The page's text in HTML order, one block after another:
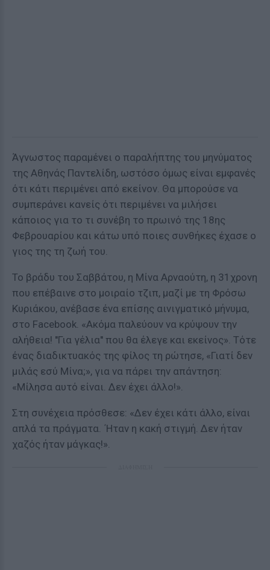
Άγνωστος παραμένει ο παραλήπτης του μηνύματος
της Αθηνάς Παντελίδη, ωστόσο όμως είναι εμφανές
ότι κάτι περιμένει από εκείνον. Θα μπορούσε να
συμπεράνει κανείς ότι περιμένει να μιλήσει
κάποιος για το τι συνέβη το πρωινό της 18ης
Φεβρουαρίου και κάτω υπό ποιες συνθήκες έχασε ο
γιος της τη ζωή του.
Το βράδυ του Σαββάτου, η Μίνα Αρναούτη, η 31χρονη
που επέβαινε στο μοιραίο τζιπ, μαζί με τη Φρόσω
Κυριάκου, ανέβασε ένα επίσης αινιγματικό μήνυμα,
στο Facebook. «Ακόμα παλεύουν να κρύψουν την
αλήθεια! ''Για γέλια'' που θα έλεγε και εκείνος». Τότε
ένας διαδικτυακός της φίλος τη ρώτησε, «Γιατί δεν
μιλάς εσύ Μίνα;», για να πάρει την απάντηση:
«Μίλησα αυτό είναι. Δεν έχει άλλο!».
Στη συνέχεια πρόσθεσε: «Δεν έχει κάτι άλλο, είναι
απλά τα πράγματα. ΄Ηταν η κακή στιγμή. Δεν ήταν
χαζός ήταν μάγκας!».